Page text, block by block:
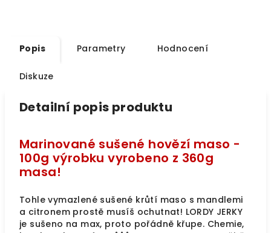
Popis Parametry Hodnocení
Diskuze
Detailní popis produktu
Marinované sušené hovězí maso -
100g výrobku vyrobeno z 360g
masa!
Tohle vymazlené sušené krůtí maso s mandlemi
a citronem prostě musíš ochutnat! LORDY JERKY
je sušeno na max, proto pořádně křupe. Chemie,